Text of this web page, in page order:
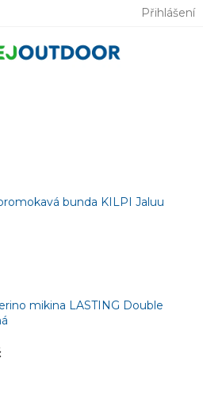
Přihlášení
bunda KILPI Jaluu
mikina LASTING Double